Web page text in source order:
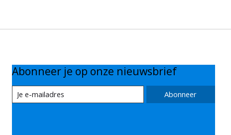
Abonneer je op onze nieuwsbrief
Abonneer